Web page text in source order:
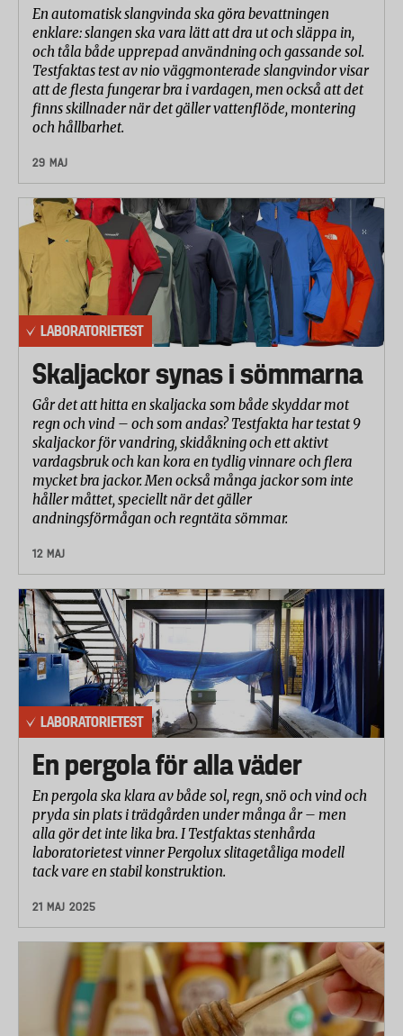
En automatisk slangvinda ska göra bevattningen
enklare: slangen ska vara lätt att dra ut och släppa in,
och tåla både upprepad användning och gassande sol.
Testfaktas test av nio väggmonterade slangvindor visar
att de flesta fungerar bra i vardagen, men också att det
finns skillnader när det gäller vattenflöde, montering
och hållbarhet.
29 MAJ
LABORATORIETEST
Skaljackor synas i sömmarna
Går det att hitta en skaljacka som både skyddar mot
regn och vind – och som andas? Testfakta har testat 9
skaljackor för vandring, skidåkning och ett aktivt
vardagsbruk och kan kora en tydlig vinnare och flera
mycket bra jackor. Men också många jackor som inte
håller måttet, speciellt när det gäller
andningsförmågan och regntäta sömmar.
12 MAJ
LABORATORIETEST
En pergola för alla väder
En pergola ska klara av både sol, regn, snö och vind och
pryda sin plats i trädgården under många år – men
alla gör det inte lika bra. I Testfaktas stenhårda
laboratorietest vinner Pergolux slitagetåliga modell
tack vare en stabil konstruktion.
21 MAJ 2025